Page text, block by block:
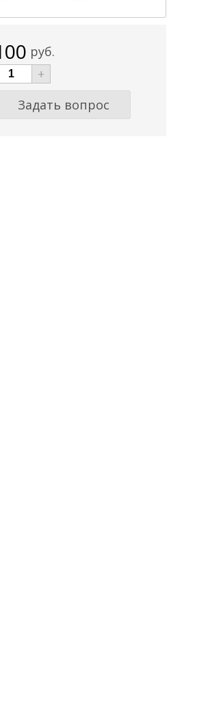
руб.
+
Задать вопрос